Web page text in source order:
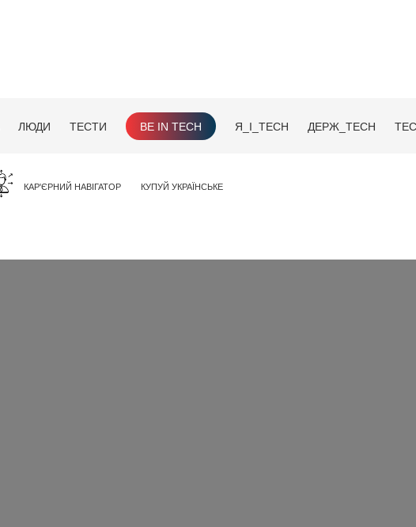
ЛЮДИ ТЕСТИ BE IN TECH Я_І_TECH ДЕРЖ_TECH
КАР'ЄРНИЙ НАВІГАТОР КУПУЙ УКРАЇНСЬКЕ